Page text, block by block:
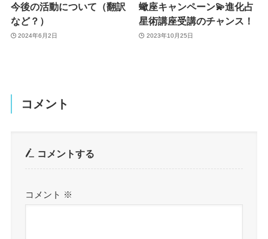
今後の活動について（翻訳
など？）
2024年6月2日
蠍座キャンペーン💫進化占
星術講座受講のチャンス！
2023年10月25日
コメント
コメントする
コメント ※